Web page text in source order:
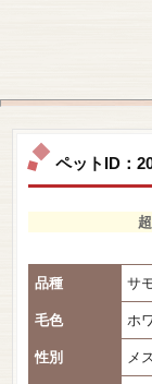
ペットID：
品種 サ
毛色 ホ
性別 メス